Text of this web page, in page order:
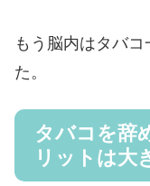
もう脳内はタバ
た。
タバコを辞
リットは大